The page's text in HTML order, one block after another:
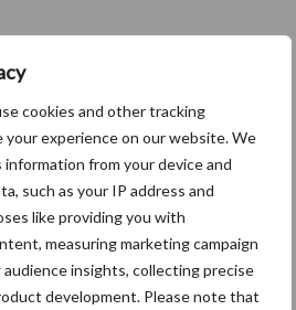
cookies and other tracking
experience on our website. We
information from your device and
such as your IP address and
like providing you with
measuring marketing campaign
insights, collecting precise
development. Please note that
EEN
SCHAAL
MODEL
VAN
NEW
HOLLAN
D. Deze